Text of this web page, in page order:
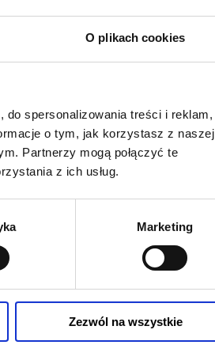
O plikach cookies
, do spersonalizowania treści i reklam,
o tym, jak korzystasz z naszej
Partnerzy mogą połączyć te
z ich usług.
Marketing
Zezwól na wszystkie